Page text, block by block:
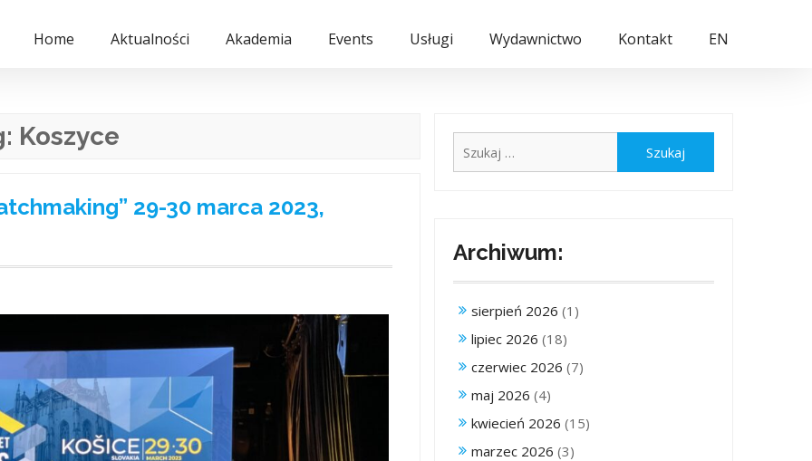
Home Aktualności Akademia Events Usługi Wydawnictwo Kontakt EN
Koszyce
29-30 marca 2023,
Archiwum:
sierpień 2026 (1)
lipiec 2026 (18)
czerwiec 2026 (7)
maj 2026 (4)
kwiecień 2026 (15)
marzec 2026 (3)